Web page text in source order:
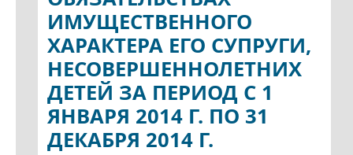
ИМУЩЕСТВЕННОГО
ХАРАКТЕРА ЕГО СУПРУГИ,
НЕСОВЕРШЕННОЛЕТНИХ
ДЕТЕЙ ЗА ПЕРИОД С 1
ЯНВАРЯ 2014 Г. ПО 31
ДЕКАБРЯ 2014 Г.